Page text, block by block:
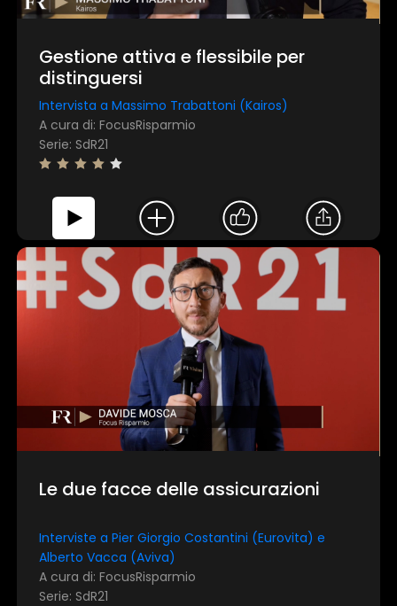
Gestione attiva e flessibile per
distinguersi
Intervista a Massimo Trabattoni (Kairos)
A cura di: FocusRisparmio
Serie: SdR21
Le due facce delle assicurazioni
Interviste a Pier Giorgio Costantini (Eurovita) e
Alberto Vacca (Aviva)
A cura di: FocusRisparmio
Serie: SdR21